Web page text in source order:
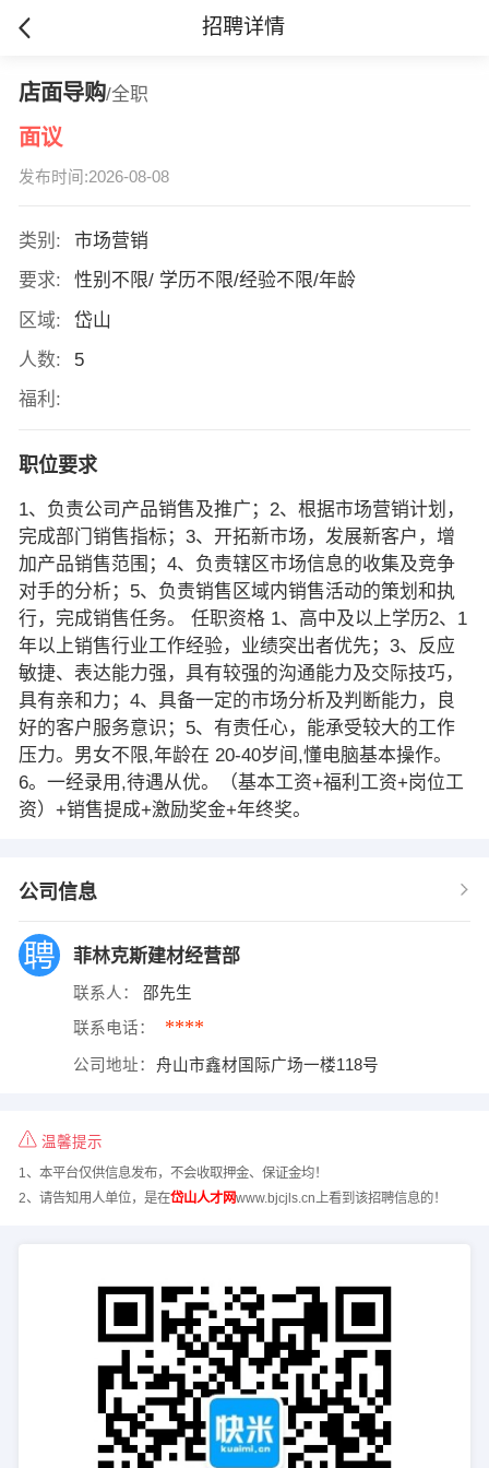
招聘详情
店面导购/全职
面议
发布时间:2026-08-08
类别:
市场营销
要求:
性别不限/ 学历不限/经验不限/年龄
区域:
岱山
人数:
5
福利:
职位要求
1、负责公司产品销售及推广；2、根据市场营销计划，
完成部门销售指标；3、开拓新市场，发展新客户，增
加产品销售范围；4、负责辖区市场信息的收集及竞争
对手的分析；5、负责销售区域内销售活动的策划和执
行，完成销售任务。 任职资格 1、高中及以上学历2、1
年以上销售行业工作经验，业绩突出者优先；3、反应
敏捷、表达能力强，具有较强的沟通能力及交际技巧，
具有亲和力；4、具备一定的市场分析及判断能力，良
好的客户服务意识；5、有责任心，能承受较大的工作
压力。男女不限,年龄在 20-40岁间,懂电脑基本操作。
6。一经录用,待遇从优。（基本工资+福利工资+岗位工
资）+销售提成+激励奖金+年终奖。
公司信息
菲林克斯建材经营部
联系人： 邵先生
联系电话： ****
公司地址： 舟山市鑫材国际广场一楼118号
温馨提示
1、本平台仅供信息发布，不会收取押金、保证金均！
2、请告知用人单位，是在岱山人才网www.bjcjls.cn上看到该招聘信息的！